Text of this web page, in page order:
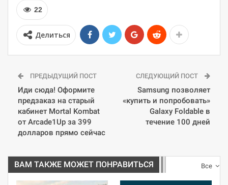
22
Делиться
ПРЕДЫДУЩИЙ ПОСТ
Иди сюда! Оформите
предзаказ на старый
кабинет Mortal Kombat
от Arcade1Up за 399
долларов прямо сейчас
СЛЕДУЮЩИЙ ПОСТ
Samsung позволяет
«купить и попробовать»
Galaxy Foldable в
течение 100 дней
Все
ВАМ ТАКЖЕ МОЖЕТ ПОНРАВИТЬСЯ